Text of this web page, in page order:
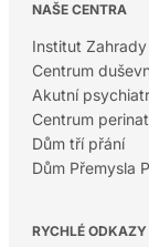
NAŠE CENTRA
Institut
Centrum
Akutní
Centrum
Dům tří přání
Dům Přemysla
RYCHLÉ ODKAZY